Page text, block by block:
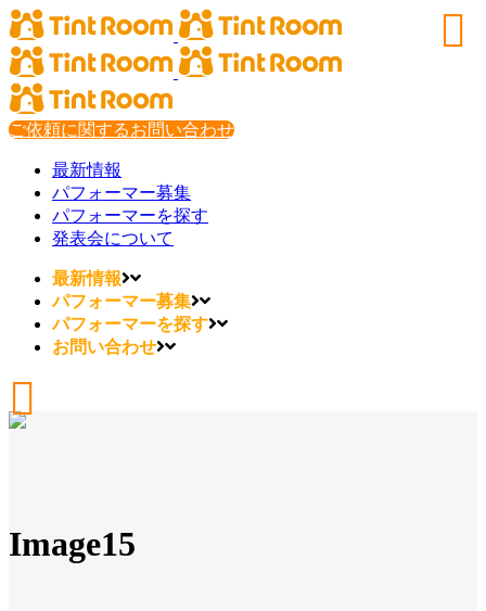
ご依頼に関するお問い合わせ
最新情報
パフォーマー募集
パフォーマーを探す
発表会について
最新情報
パフォーマー募集
パフォーマーを探す
お問い合わせ
Image15